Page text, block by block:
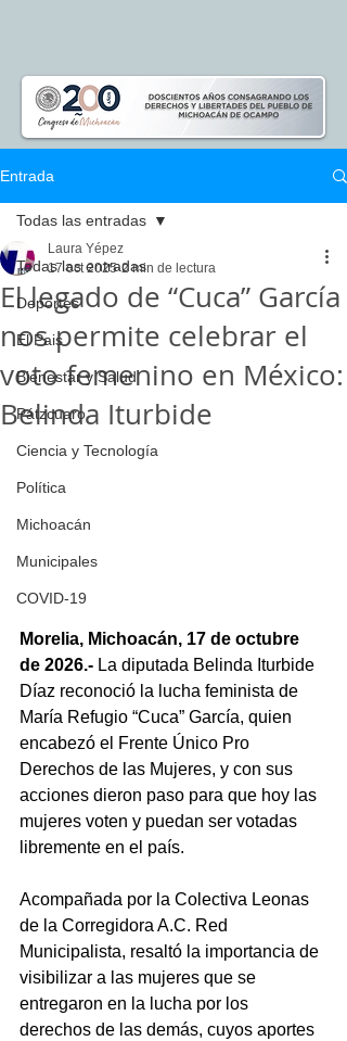
Entrada
Todas las entradas
Deportes
El Pais
Bienestar y Salud
Pátzcuaro
Ciencia y Tecnología
Política
Michoacán
Municipales
COVID-19
Todas las entradas
El legado de “Cuca” García
nos permite celebrar el
voto femenino en México:
Belinda Iturbide
Laura Yépez
17 oct 2025 2 min de lectura
Morelia, Michoacán, 17 de octubre
de 2026.- La diputada Belinda Iturbide
Díaz reconoció la lucha feminista de
María Refugio “Cuca” García, quien
encabezó el Frente Único Pro
Derechos de las Mujeres, y con sus
acciones dieron paso para que hoy las
mujeres voten y puedan ser votadas
libremente en el país.
Acompañada por la Colectiva Leonas
de la Corregidora A.C. Red
Municipalista, resaltó la importancia de
visibilizar a las mujeres que se
entregaron en la lucha por los
derechos de las demás, cuyos aportes